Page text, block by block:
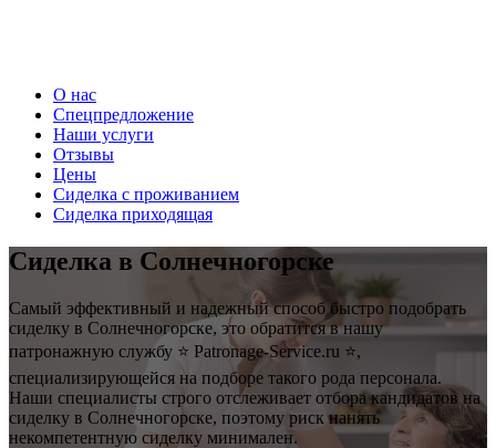
О нас
Спецпредложение
Наши услуги
Отзывы
Цены
Сиделка с проживанием
Сиделка приходящая
Сиделка в Солнечногорске
Самый эффективный и надежный способ быстро подобрать
сиделку в Солнечногорске, это обратится в нашу
патронажную службу ⭐ Patronage-Service.ru ⭐,
специализирующейся на подборе такого рода персонала.
Наши специалисты строго отслеживает отбора кандидатов на
сиделку в Солнечногорске, поэтому риск нанять
некомпетентную сиделку минимален.